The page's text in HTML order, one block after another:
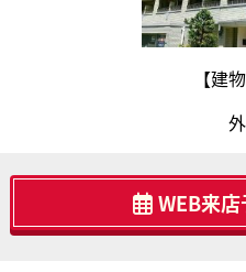
【建
WEB来